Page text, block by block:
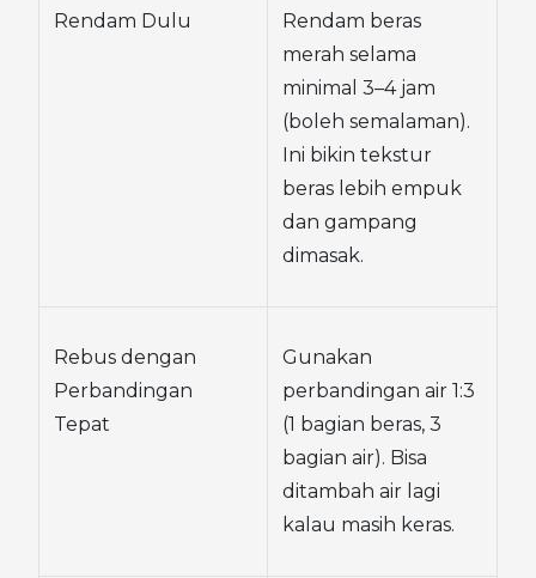
Rendam Dulu
Rendam beras
merah selama
minimal 3–4 jam
(boleh semalaman).
Ini bikin tekstur
beras lebih empuk
dan gampang
dimasak.
Rebus dengan
Perbandingan
Tepat
Gunakan
perbandingan air 1:3
(1 bagian beras, 3
bagian air). Bisa
ditambah air lagi
kalau masih keras.